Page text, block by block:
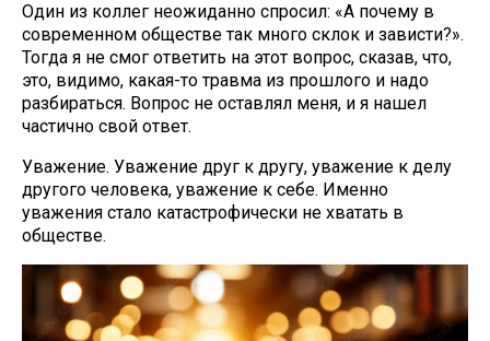
Один из коллег неожиданно спросил: «А почему в
современном обществе так много склок и зависти?».
Тогда я не смог ответить на этот вопрос, сказав, что,
это, видимо, какая-то травма из прошлого и надо
разбираться. Вопрос не оставлял меня, и я нашел
частично свой ответ.
Уважение. Уважение друг к другу, уважение к делу
другого человека, уважение к себе. Именно
уважения стало катастрофически не хватать в
обществе.